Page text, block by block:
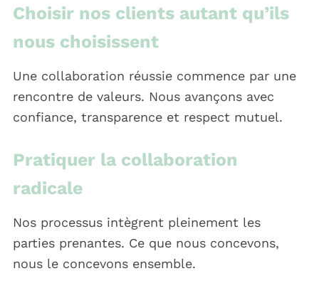
Choisir nos clients autant qu’ils
nous choisissent
Une collaboration réussie commence par une
rencontre de valeurs. Nous avançons avec
confiance, transparence et respect mutuel.
Pratiquer la collaboration
radicale
Nos processus intègrent pleinement les
parties prenantes. Ce que nous concevons,
nous le concevons ensemble.